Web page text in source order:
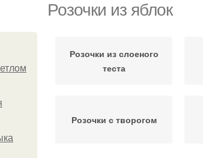
Розочки из яблок
Розочки из слоеного
теста
Розочки с творогом